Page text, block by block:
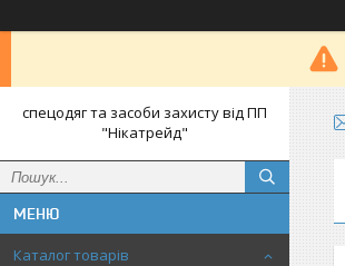
спецодяг та засоби захисту від ПП
"Нікатрейд"
Каталог товарів